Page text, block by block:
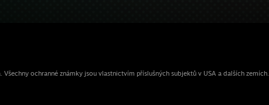
ochranné známky jsou vlastnictvím příslušných subjektů v USA a dalších zemích.